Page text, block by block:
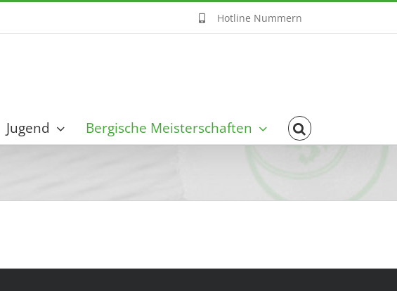
Hotline Nummern
Jugend Bergische Meisterschaften